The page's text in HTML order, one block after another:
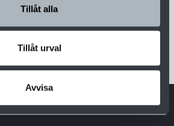
Tillåt alla
Tillåt urval
Avvisa